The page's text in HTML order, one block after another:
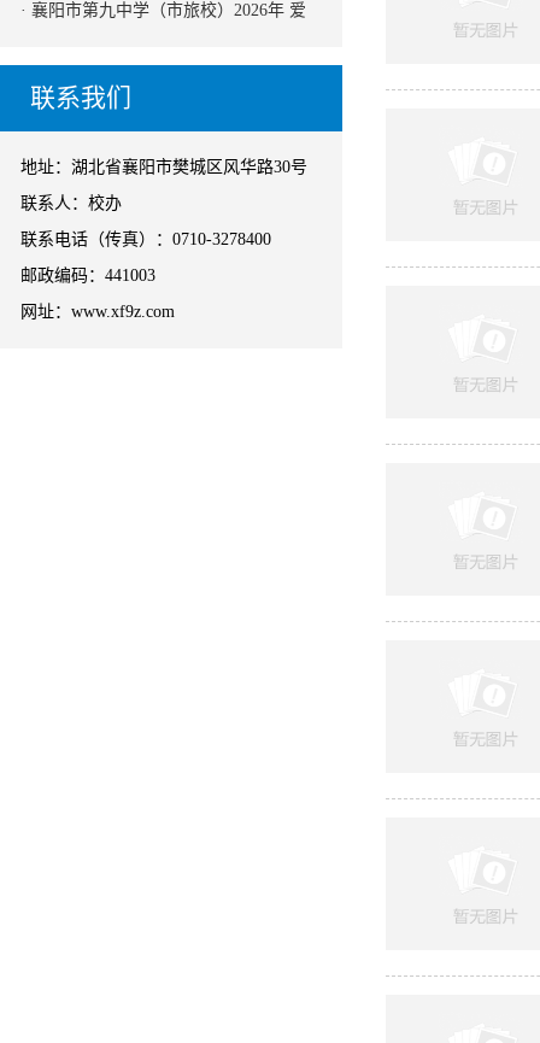
· 襄阳市第九中学（市旅校）2026年 爱
联系我们
地址：湖北省襄阳市樊城区风华路30号
联系人：校办
联系电话（传真）：0710-3278400
邮政编码：441003
网址：www.xf9z.com